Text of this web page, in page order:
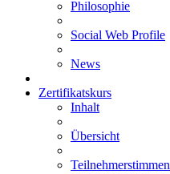
Philosophie
Social Web Profile
News
Zertifikatskurs
Inhalt
Übersicht
Teilnehmerstimmen